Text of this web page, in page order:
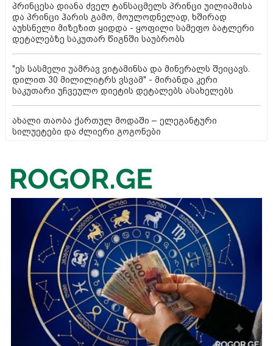
პრინცესა დიანა ძველ ტანსაცმელს პრინცი უილიამისა
და პრინცი ჰარის გამო, მოულოდნელად, ხშირად
აუხსნელი მიზეზით ყიდდა - ყოფილი სამეფო ბატლერი
დეტალებზე საკუთარ წიგნში საუბრობს
"ეს სასმელი უამრავ ვიტამინსა და მინერალს შეიცავს.
დილით 30 მილილიტრს ვსვამ" - მირანდა კერი
საკუთარი უჩვეულო დიეტის დეტალებს ასახელებს
ახალი თაობა ქართულ მოდაში – ელეგანტური
სილუეტები და ძლიერი გოგონები